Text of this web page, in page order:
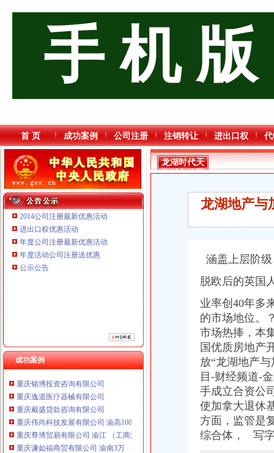
手 机 版
首 页 成功案例 公司注册 注销转让 进出口权
2014公司注册最新优惠活动
进出口权优惠活动
年度公司注册最新优惠活动
年度活动公司注册送优惠
公示公告
成功案例
重庆海谛升进出口贸易有限公司 渝北100万 （进出口权）
重庆铭博投资咨询有限公司
重庆逸道医疗器械有限公司
重庆戴盛贷款咨询有限公司
重庆伟尚科技发展有限公司 渝高100万 （工商注册）
重庆尊博贸易有限公司 渝江 （工商注册）
重庆谦如福商贸有限公司 渝南3万 （公司转让）
重庆斯苔登托生物科技有限公司 渝南10万 （工商注册）
龙湖时代天
街财务公司
龙湖地产与
涵盖上层阶
脱欧后的英国
业率创40年多
的市场地位。
市场热捧，本
国优质房地产
放“龙湖地产
目-财经频道-
手成立合资公
使加拿大退休
方面，监管是
综合体， 写